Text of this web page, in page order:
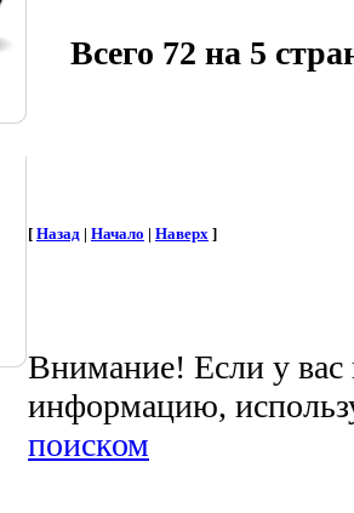
Всего 72 на 5
[ Назад | Начало | Наверх ]
Внимание! Если у
информацию,
поиском